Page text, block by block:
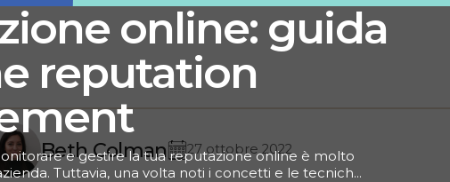
online: guida
reputation
e gestire la tua reputazione online è molto
Tuttavia, una volta noti i concetti e le tecniche
Beth Colman 27 ottobre 2022